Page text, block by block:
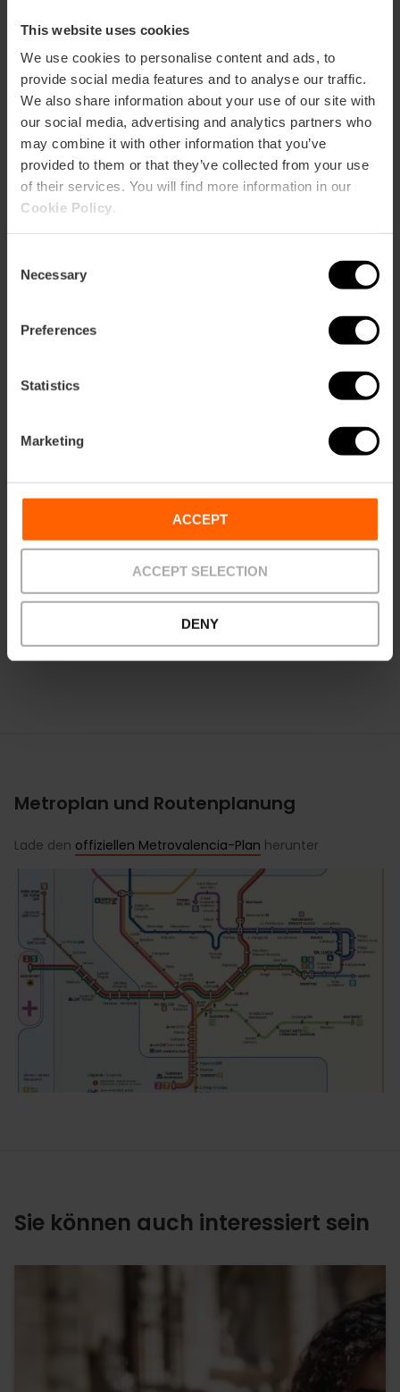
This website uses cookies
We use cookies to personalise content and ads, to
provide social media features and to analyse our traffic.
We also share information about your use of our site with
our social media, advertising and analytics partners who
may combine it with other information that you’ve
provided to them or that they’ve collected from your use
of their services. You will find more information in our
Cookie Policy
Selection
Necessary
Preferences
Statistics
Marketing
ACCEPT
ACCEPT SELECTION
DENY
Fallas-Museum
Oceanogràfic
Stadtviertel Ruzafa
3. Strände und Marina von Valencia
Straßenbahnlinien 4 und 6
Strand La Malvarrosa
Strand Las Arenas
Marina von Valencia
Zentrale Abschnitte – Linien 3, 5, 7 und 9 – Station:
Alameda
Eine Station unter der Exposición-Brücke, entworfen von
Santiago Calatrava.
6. Mestalla-Stadion
Linien 5 und 7 – Station: Aragón
Linien 1 und 2 – Station: Beniferri
Metroplan und Routenplanung
Lade den offiziellen Metrovalencia-Plan herunter
Sie können auch interessiert sein